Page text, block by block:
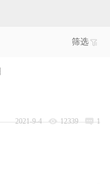
筛选
2021-9-4 12339 1